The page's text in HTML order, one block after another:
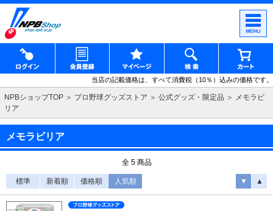
当店の記載価格は、すべて消費税（10％）込みの価格です。
NPBショップTOP プロ野球グッズストア 公式グッズ・限定品
メモラビ
リア
メモラビリア
全 5 商品
標準 新着順 価格順 人気順 ▼ ▲